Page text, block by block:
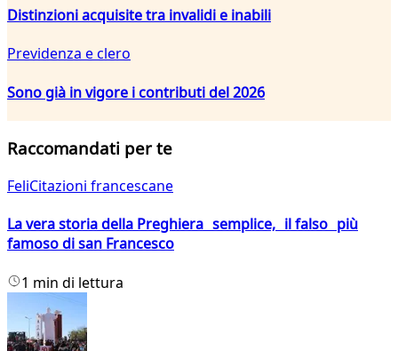
Distinzioni acquisite tra invalidi e inabili
Previdenza e clero
Sono già in vigore i contributi del 2026
Raccomandati per te
FeliCitazioni francescane
La vera storia della Preghiera semplice, il falso più
famoso di san Francesco
1 min di lettura